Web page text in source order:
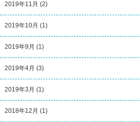
2019年11月 (2)
2019年10月 (1)
2019年9月 (1)
2019年4月 (3)
2019年3月 (1)
2018年12月 (1)